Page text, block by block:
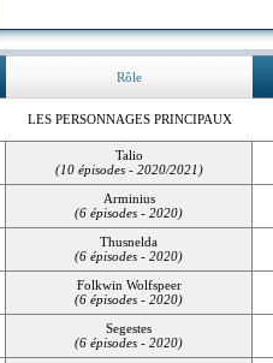
Rôle
LES PERSONNAGES PRINCIPAUX
Talio
(10 épisodes - 2020/2021)
Arminius
(6 épisodes - 2020)
Thusnelda
(6 épisodes - 2020)
Folkwin Wolfspeer
(6 épisodes - 2020)
Segestes
(6 épisodes - 2020)